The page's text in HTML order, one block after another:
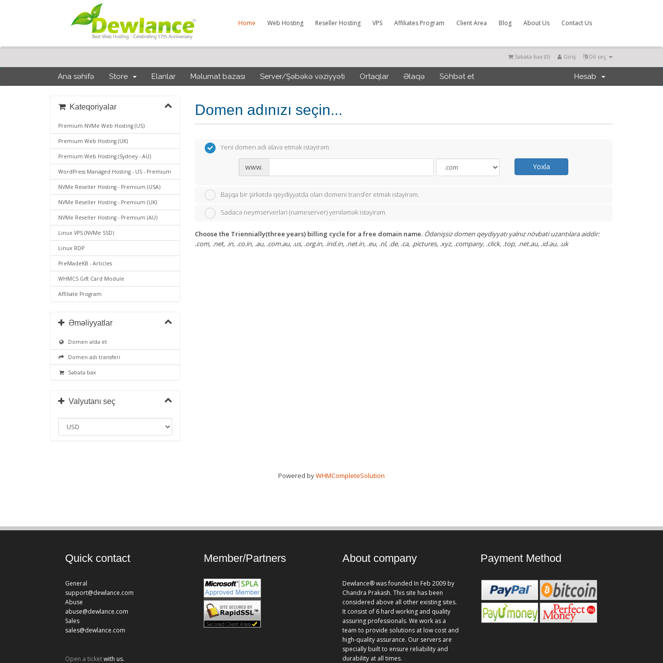
Home Web Hosting Reseller Hosting VPS Affiliates Program Client Area Blog About Us Contact Us
Dil seç
Giriş
Səbətə bax (0)
Ana səhifə Store Elanlar Məlumat bazası Server/Şəbəkə vəziyyəti Ortaqlar Əlaqə Söhbət et Hesab
Domen adınızı seçin...
Kateqoriyalar
Premium NVMe Web Hosting (US)
Premium Web Hosting (UK)
Premium Web Hosting (Sydney - AU)
WordPress Managed Hosting - US - Premium
NVMe Reseller Hosting - Premium (USA)
NVMe Reseller Hosting - Premium (UK)
NVMe Reseller Hosting - Premium (AU)
Linux VPS (NVMe SSD)
Linux RDP
PreMadeKB - Articles
WHMCS Gift Card Module
Affiliate Program
Əməliyyatlar
Domen əldə et
Domen adı transferi
Səbətə bax
Valyutanı seç
Yeni domen adı əlavə etmək istəyirəm.
www. Yoxla
Başqa bir şirkətdə qeydiyyatda olan domeni transfer etmək istəyirəm.
Sadəcə neymserverləri (nameserver) yeniləmək istəyirəm.
Choose the Triennially(three years) billing cycle for a free domain name. Ödənişsiz domen qeydiyyatı yalnız növbəti uzantılara aiddir:
.com, .net, .in, .co.in, .au, .com.au, .us, .org.in, .ind.in, .net.in, .eu, .nl, .de, .ca, .pictures, .xyz, .company, .click, .top, .net.au, .id.au, .uk
Powered byWHMCompleteSolution
Quick contact
General
support@dewlance.com
Abuse
abuse@dewlance.com
Sales
sales@dewlance.com
Open a ticketwith us.
Member/Partners About company
Dewlance® was founded In Feb 2009 by
Chandra Prakash. This site has been
considered above all other existing sites.
It consist of 6 hard working and quality
assuring professionals. We work as a
team to provide solutions at low cost and
high-quality assurance. Our servers are
specially built to ensure reliability and
durability at all times.
Payment Method